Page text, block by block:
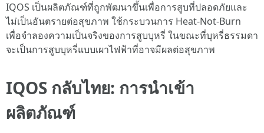
IQOS เป็นผลิตภัณฑ์ที่ถูกพัฒนาขึ้นเพื่อการสูบที่ปลอดภัยและ
ไม่เป็นอันตรายต่อสุขภาพ ใช้กระบวนการ Heat-Not-Burn
เพื่อจำลองความเป็นจริงของการสูบบุหรี่ ในขณะที่บุหรี่ธรรมดา
จะเป็นการสูบบุหรี่แบบเผาไฟฟ้าที่อาจมีผลต่อสุขภาพ
IQOS กลับไทย: การนำเข้า
ผลิตภัณฑ์